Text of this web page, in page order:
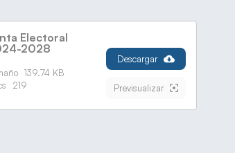
Electoral
2028
139.74 KB
219
Descargar
Previsualizar